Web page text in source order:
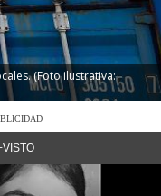
(Foto ilustrativa: